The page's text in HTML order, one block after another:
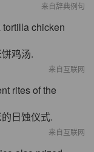
来自辞典例句
chicken
鸡汤.
来自互联网
rites of the
日蚀仪式.
来自互联网